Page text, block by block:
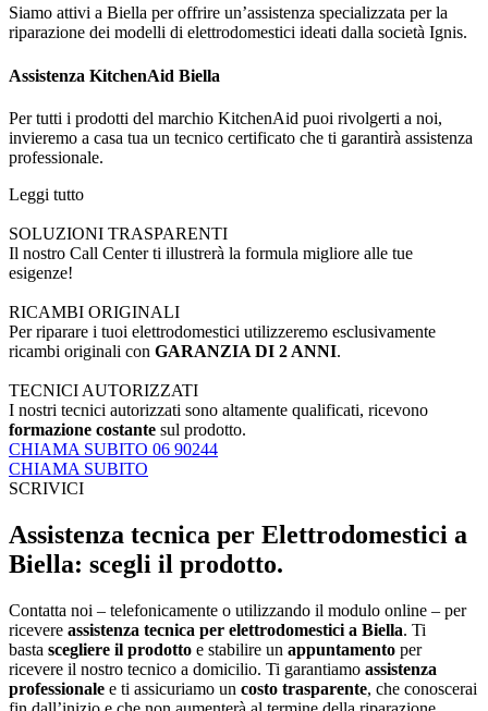
Siamo attivi a Biella per offrire un’assistenza specializzata per la
riparazione dei modelli di elettrodomestici ideati dalla società Ignis.
Assistenza KitchenAid Biella
Per tutti i prodotti del marchio KitchenAid puoi rivolgerti a noi,
invieremo a casa tua un tecnico certificato che ti garantirà assistenza
professionale.
Leggi tutto
SOLUZIONI TRASPARENTI
Il nostro Call Center ti illustrerà la formula migliore alle tue
esigenze!
RICAMBI ORIGINALI
Per riparare i tuoi elettrodomestici utilizzeremo esclusivamente
ricambi originali con GARANZIA DI 2 ANNI.
TECNICI AUTORIZZATI
I nostri tecnici autorizzati sono altamente qualificati, ricevono
formazione costante sul prodotto.
CHIAMA SUBITO 06 90244
CHIAMA SUBITO
SCRIVICI
Assistenza tecnica per Elettrodomestici a
Biella: scegli il prodotto.
Contatta noi – telefonicamente o utilizzando il modulo online – per
ricevere assistenza tecnica per elettrodomestici a Biella. Ti
basta scegliere il prodotto e stabilire un appuntamento per
ricevere il nostro tecnico a domicilio. Ti garantiamo assistenza
professionale e ti assicuriamo un costo trasparente, che conoscerai